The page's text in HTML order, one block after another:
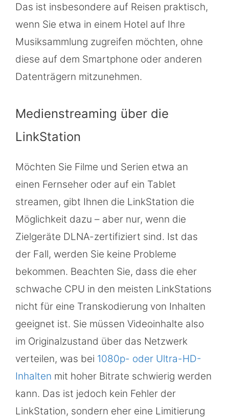
Das ist insbesondere auf Reisen praktisch,
wenn Sie etwa in einem Hotel auf Ihre
Musiksammlung zugreifen möchten, ohne
diese auf dem Smartphone oder anderen
Datenträgern mitzunehmen.
Medienstreaming über die
LinkStation
Möchten Sie Filme und Serien etwa an
einen Fernseher oder auf ein Tablet
streamen, gibt Ihnen die LinkStation die
Möglichkeit dazu – aber nur, wenn die
Zielgeräte DLNA-zertifiziert sind. Ist das
der Fall, werden Sie keine Probleme
bekommen. Beachten Sie, dass die eher
schwache CPU in den meisten LinkStations
nicht für eine Transkodierung von Inhalten
geeignet ist. Sie müssen Videoinhalte also
im Originalzustand über das Netzwerk
verteilen, was bei 1080p- oder Ultra-HD-
Inhalten mit hoher Bitrate schwierig werden
kann. Das ist jedoch kein Fehler der
LinkStation, sondern eher eine Limitierung